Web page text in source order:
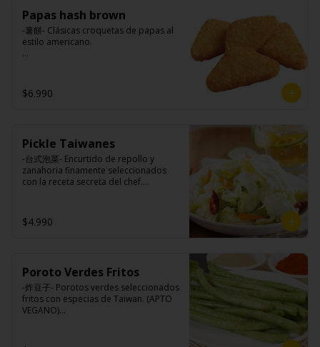
Papas hash brown
-薯餅- Clásicas croquetas de papas al
estilo americano.
Ingredientes:
Papa, aceite de girasol, sal, cebolla en
$6.990
Pickle Taiwanes
-台式泡菜- Encurtido de repollo y
zanahoria finamente seleccionados
con la receta secreta del chef.
Ingredientes:
$4.990
Poroto Verdes Fritos
-炸豆子- Porotos verdes seleccionados
fritos con especias de Taiwan. (APTO
VEGANO)